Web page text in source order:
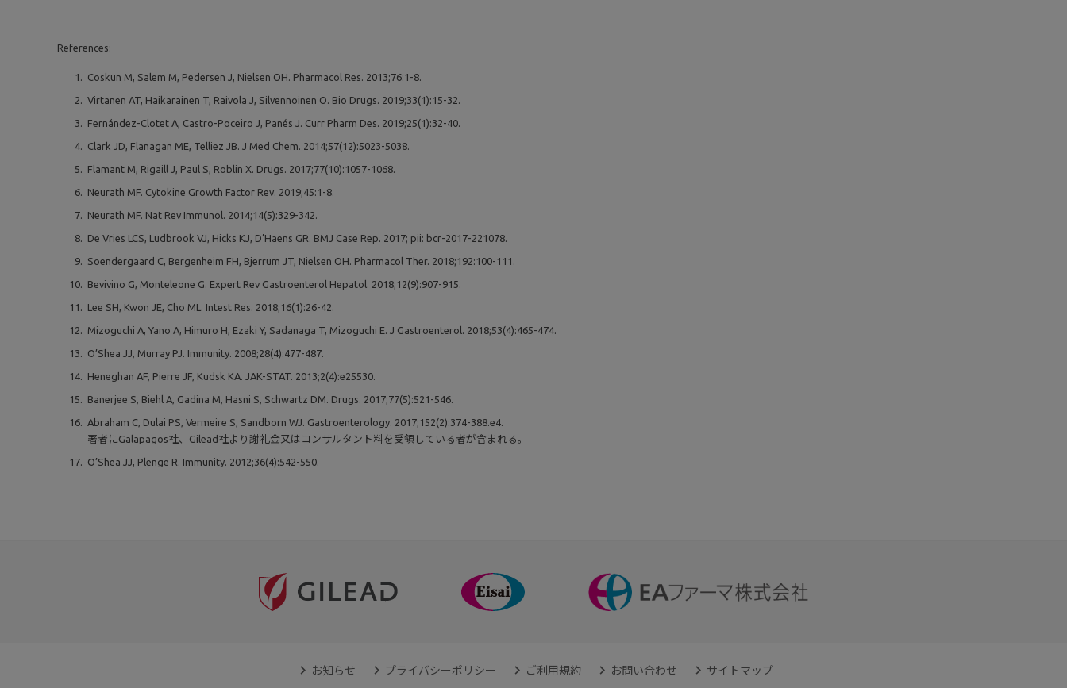
References:
Coskun M, Salem M, Pedersen J, Nielsen OH. Pharmacol Res. 2013;76:1-8.
Virtanen AT, Haikarainen T, Raivola J, Silvennoinen O. Bio Drugs. 2019;33(1):15-32.
Fernández-Clotet A, Castro-Poceiro J, Panés J. Curr Pharm Des. 2019;25(1):32-40.
Clark JD, Flanagan ME, Telliez JB. J Med Chem. 2014;57(12):5023-5038.
Flamant M, Rigaill J, Paul S, Roblin X. Drugs. 2017;77(10):1057-1068.
Neurath MF. Cytokine Growth Factor Rev. 2019;45:1-8.
Neurath MF. Nat Rev Immunol. 2014;14(5):329-342.
De Vries LCS, Ludbrook VJ, Hicks KJ, D’Haens GR. BMJ Case Rep. 2017; pii: bcr-2017-221078.
Soendergaard C, Bergenheim FH, Bjerrum JT, Nielsen OH. Pharmacol Ther. 2018;192:100-111.
Bevivino G, Monteleone G. Expert Rev Gastroenterol Hepatol. 2018;12(9):907-915.
Lee SH, Kwon JE, Cho ML. Intest Res. 2018;16(1):26-42.
Mizoguchi A, Yano A, Himuro H, Ezaki Y, Sadanaga T, Mizoguchi E. J Gastroenterol. 2018;53(4):465-474.
O’Shea JJ, Murray PJ. Immunity. 2008;28(4):477-487.
Heneghan AF, Pierre JF, Kudsk KA. JAK-STAT. 2013;2(4):e25530.
Banerjee S, Biehl A, Gadina M, Hasni S, Schwartz DM. Drugs. 2017;77(5):521-546.
Abraham C, Dulai PS, Vermeire S, Sandborn WJ. Gastroenterology. 2017;152(2):374-388.e4.
著者にGalapagos社、Gilead社より謝礼金又はコンサルタント料を受領している者が含まれる。
O’Shea JJ, Plenge R. Immunity. 2012;36(4):542-550.
お知らせ プライバシーポリシー ご利用規約 お問い合わせ サイトマップ